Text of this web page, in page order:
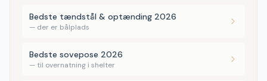
Bedste tændstål & optænding 2026
— der er bålplads
Bedste sovepose 2026
— til overnatning i shelter